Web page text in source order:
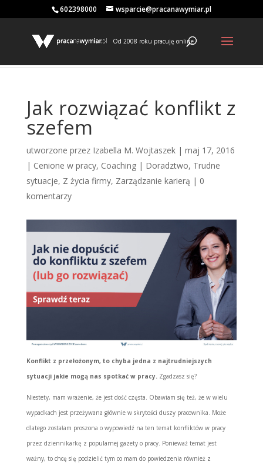
602398000 wsparcie@pracanawymiar.pl
Od 2008 roku pracuję online
Jak rozwiązać konflikt z
szefem
utworzone przez Izabella M. Wojtaszek| maj 17, 2016
| Cenione w pracy, Coaching | Doradztwo, Trudne
sytuacje, Z życia firmy, Zarządzanie karierą | 0
komentarzy
Konflikt z przełożonym, to chyba jedna z najtrudniejszych
sytuacji jakie mogą nas spotkać w pracy.Zgadzasz się?
Niestety, mam wrażenie, że jest dość częsta. Obawiam się też, że w wielu
wypadkach jest przeżywana głównie w skrytości duszy pracownika. Może
dlatego zostałam proszona o wypowiedź na ten temat konfliktów w pracy
przez dziennikarkę z popularnej gazety o pracy. Ponieważ temat jest
ważny, to chcę się podzielić tym co mam do powiedzenia również z